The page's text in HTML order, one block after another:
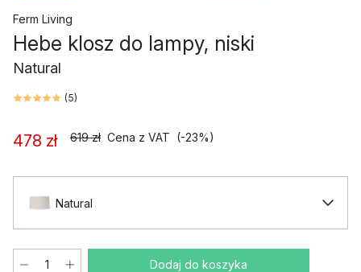
Ferm Living
Hebe klosz do lampy, niski
Natural
(5)
478 zł 619 zł Cena z VAT (-23%)
Natural
Dodaj do koszyka